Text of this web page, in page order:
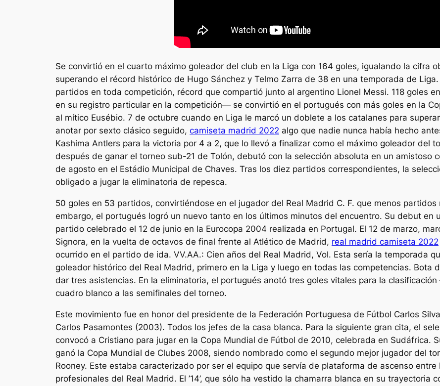
Se convirtió en el cuarto máximo goleador del club en la Liga con 164 goles, igualando la cifra
superando el récord histórico de Hugo Sánchez y Telmo Zarra de 38 en una temporada de
partidos en toda competición, récord que compartió junto al argentino Lionel Messi. 118 goles
en su registro particular en la competición— se convirtió en el portugués con más goles en la
al mítico Eusébio. 7 de octubre cuando en Liga le marcó un doblete a los catalanes para
anotar por sexto clásico seguido, camiseta madrid 2022 algo que nadie nunca había hecho
Kashima Antlers para la victoria por 4 a 2, que lo llevó a finalizar como el máximo goleador del
después de ganar el torneo sub-21 de Tolón, debutó con la selección absoluta en un amistoso
de agosto en el Estádio Municipal de Chaves. Tras los diez partidos correspondientes, la
obligado a jugar la eliminatoria de repesca.
50 goles en 53 partidos, convirtiéndose en el jugador del Real Madrid C. F. que menos
embargo, el portugués logró un nuevo tanto en los últimos minutos del encuentro. Su debut en
partido celebrado el 12 de junio en la Eurocopa 2004 realizada en Portugal. El 12 de marzo,
Signora, en la vuelta de octavos de final frente al Atlético de Madrid, real madrid camiseta 2022
ocurrido en el partido de ida. VV.AA.: Cien años del Real Madrid, Vol. Esta sería la temporada
goleador histórico del Real Madrid, primero en la Liga y luego en todas las competencias. Bota
dar tres asistencias. En la eliminatoria, el portugués anotó tres goles vitales para la
cuadro blanco a las semifinales del torneo.
Este movimiento fue en honor del presidente de la Federación Portuguesa de Fútbol Carlos
Carlos Pasamontes (2003). Todos los jefes de la casa blanca. Para la siguiente gran cita, el
convocó a Cristiano para jugar en la Copa Mundial de Fútbol de 2010, celebrada en Sudáfrica.
ganó la Copa Mundial de Clubes 2008, siendo nombrado como el segundo mejor jugador del
Rooney. Este estaba caracterizado por ser el equipo que servía de plataforma de ascenso
profesionales del Real Madrid. El ’14’, que sólo ha vestido la chamarra blanca en su